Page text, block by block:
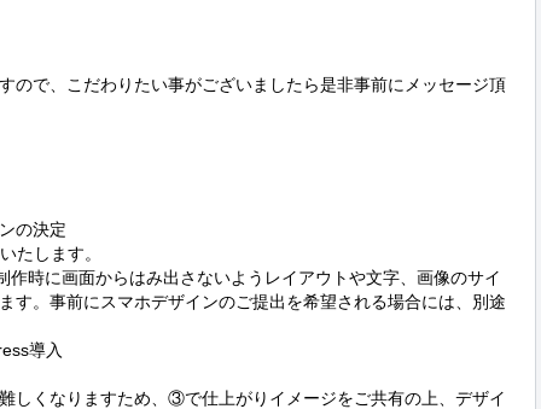
ので、こだわりたい事がございましたら是非事前にメッセージ頂
の決定
たします。
時に画面からはみ出さないようレイアウトや文字、画像のサイ
す。事前にスマホデザインのご提出を希望される場合には、別途
導入
しくなりますため、③で仕上がりイメージをご共有の上、デザイ